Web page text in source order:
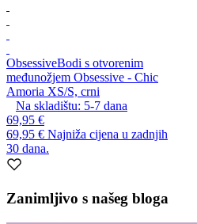
ObsessiveBodi s otvorenim
međunožjem Obsessive - Chic
Amoria XS/S, crni
Na skladištu: 5-7 dana
69,95 €
69,95 € Najniža cijena u zadnjih
30 dana.
Zanimljivo s našeg bloga